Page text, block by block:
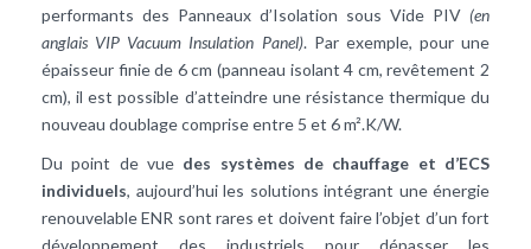
performants des Panneaux d’Isolation sous Vide PIV (en
anglais VIP Vacuum Insulation Panel). Par exemple, pour une
épaisseur finie de 6 cm (panneau isolant 4 cm, revêtement 2
cm), il est possible d’atteindre une résistance thermique du
nouveau doublage comprise entre 5 et 6 m².K/W.
Du point de vue des systèmes de chauffage et d’ECS
individuels, aujourd’hui les solutions intégrant une énergie
renouvelable ENR sont rares et doivent faire l’objet d’un fort